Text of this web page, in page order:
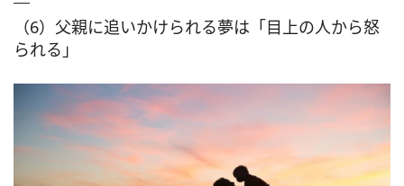
（6）父親に追いかけられる夢は「目上の人から怒
られる」